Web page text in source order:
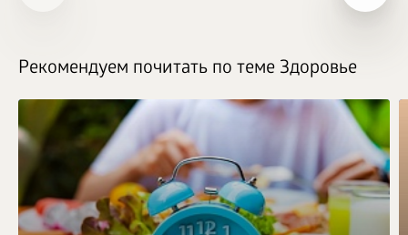
Рекомендуем почитать по теме Здоровье